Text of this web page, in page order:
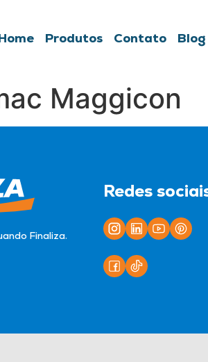
Produtos Contato Blog
Maggicon
Finaliza.
Redes